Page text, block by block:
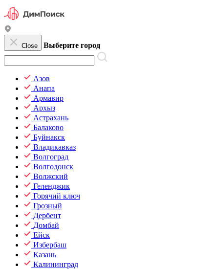
Close Выберите город
Азов
Анапа
Армавир
Архыз
Астрахань
Балаково
Буйнакск
Владикавказ
Волгоград
Волгодонск
Волжский
Геленджик
Горячий ключ
Грозный
Дербент
Домбай
Ейск
Избербаш
Казань
Калининград